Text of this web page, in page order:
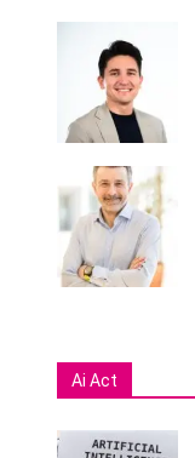
Ai Act